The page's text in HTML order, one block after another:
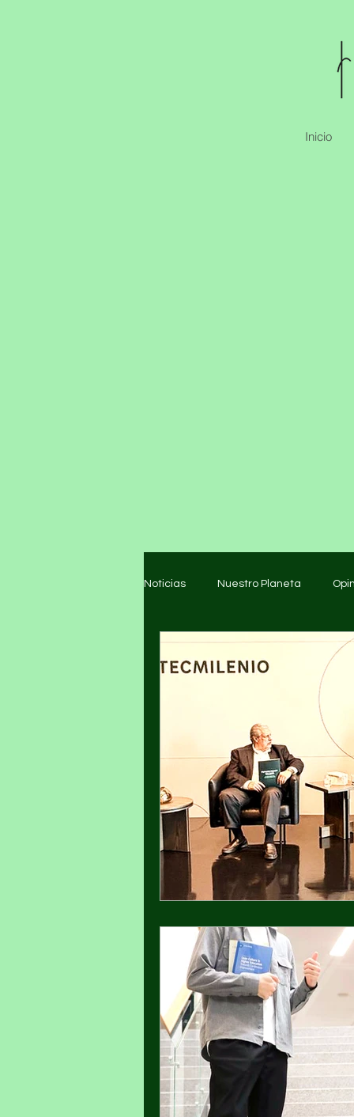
Inicio
Noticias Nuestro Planeta